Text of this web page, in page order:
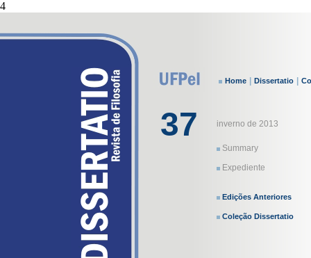
4
Home Dissertatio
37 inverno de 2013
Summary
Expediente
Edições Anteriores
Coleção Dissertatio